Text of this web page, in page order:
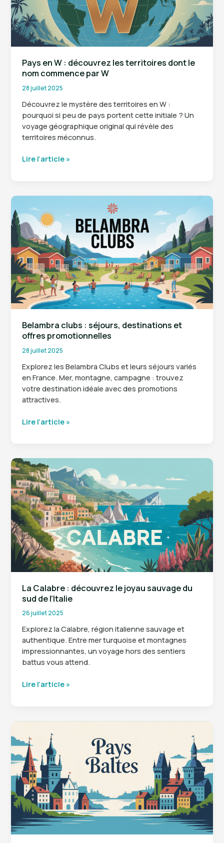
Pays en W : découvrez les territoires dont le
nom commence par W
28 juillet 2025
Découvrez le mystère des territoires en W :
pourquoi si peu de pays portent cette initiale ? Un
voyage géographique original qui révèle des
territoires méconnus.
Pays
les
territoires
dont
le
nom
commence
par
W
Lire l’article »
Belambra clubs : séjours, destinations et
offres promotionnelles
28 juillet 2025
Explorez les Belambra Clubs et leurs séjours variés
en France. Mer, montagne, campagne : trouvez
votre destination idéale avec des promotions
attractives.
Belambra
destinations
et
offres
promotionnelles
Lire l’article »
La Calabre : découvrez le joyau sauvage du
sud de l’Italie
26 juillet 2025
Explorez la Calabre, région italienne sauvage et
authentique. Entre mer turquoise et montagnes
impressionnantes, un voyage hors des sentiers
battus vous attend.
La
joyau
sauvage
du
sud
de
l’Italie
Lire l’article »